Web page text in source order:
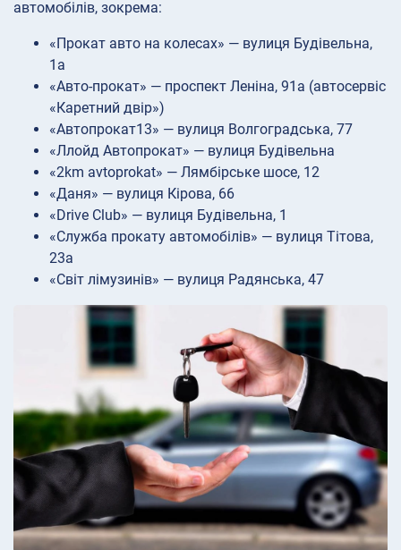
автомобілів, зокрема:
«Прокат авто на колесах» — вулиця Будівельна,
1а
«Авто-прокат» — проспект Леніна, 91а (автосервіс
«Каретний двір»)
«Автопрокат13» — вулиця Волгоградська, 77
«Ллойд Автопрокат» — вулиця Будівельна
«2km avtoprokat» — Лямбірське шосе, 12
«Даня» — вулиця Кірова, 66
«Drive Club» — вулиця Будівельна, 1
«Служба прокату автомобілів» — вулиця Тітова,
23а
«Світ лімузинів» — вулиця Радянська, 47